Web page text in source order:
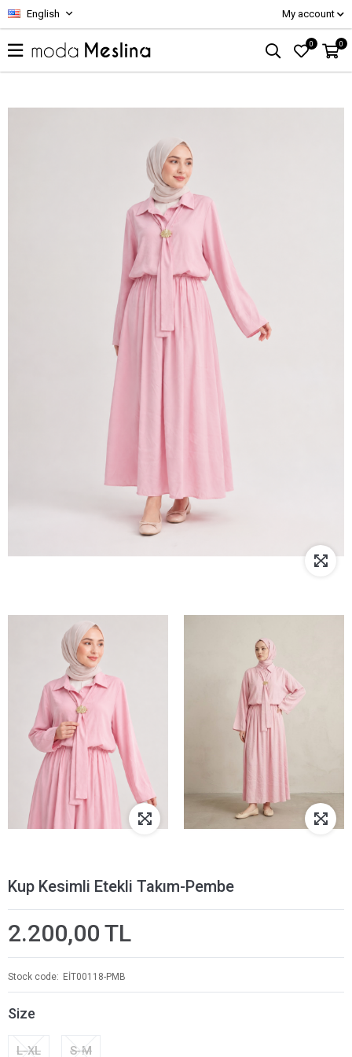
English My account
0 0
Kup Kesimli Etekli Takım-Pembe
2.200,00 TL
Stock code EİT00118-PMB
Size
L-XL S-M